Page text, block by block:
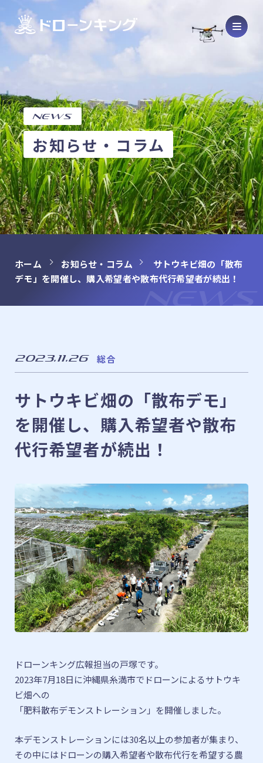
ドローン販売・メンテナンス
SCHOOL
ドローンスクール
COURSE
OPERATION オペレーション代行
HOME
ホーム
ABOUT
会社概要
BASE
拠点情報
franchise
フランチャイズ募集
NEWS
お知らせ・コラム
LINEでのお問い合わせ
CONTACT
メールでのお問い合わせ
NEWS
お知らせ・コラム
ホーム お知らせ・コラム
サトウキビ畑の「散布
デモ」を開催し、購入希望者や散布代行希望者が続出！
2023.11.26 総合
サトウキビ畑の「散布デモ」
を開催し、購入希望者や散布
代行希望者が続出！
ドローンキング広報担当の戸塚です。
2023年7月18日に沖縄県糸満市でドローンによるサトウキ
ビ畑への
「肥料散布デモンストレーション」を開催しました。
本デモンストレーションには30名以上の参加者が集まり、
その中にはドローンの購入希望者や散布代行を希望する農